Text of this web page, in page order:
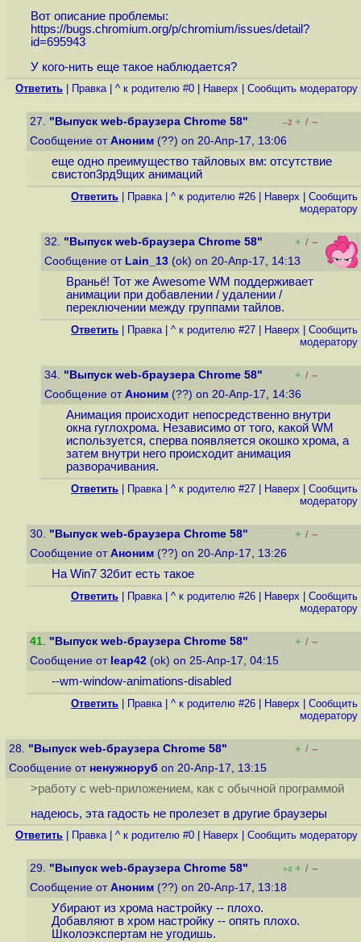
Вот описание проблемы:
https://bugs.chromium.org/p/chromium/issues/detail?
id=695943
У кого-нить еще такое наблюдается?
Ответить Правка| ^ к родителю #0 Наверх Cообщить модератору
27. "Выпуск web-браузера Chrome 58" –2 + / –
Сообщение от Аноним (??) on 20-Апр-17, 13:06
еще одно преимущество тайловых вм: отсутствие
свистоп3рд9щих анимаций
Ответить Правка| ^ к родителю #26 Наверх
Cообщить
модератору
32. "Выпуск web-браузера Chrome 58" + / –
Сообщение от Lain_13 (ok) on 20-Апр-17, 14:13
Враньё! Тот же Awesome WM поддерживает
анимации при добавлении / удалении /
переключении между группами тайлов.
Ответить Правка| ^ к родителю #27 Наверх
Cообщить
модератору
34. "Выпуск web-браузера Chrome 58" + / –
Сообщение от Аноним (??) on 20-Апр-17, 14:36
Анимация происходит непосредственно внутри
окна гуглохрома. Независимо от того, какой WM
используется, сперва появляется окошко хрома, а
затем внутри него происходит анимация
разворачивания.
Ответить Правка| ^ к родителю #27 Наверх
Cообщить
модератору
30. "Выпуск web-браузера Chrome 58" + / –
Сообщение от Аноним (??) on 20-Апр-17, 13:26
На Win7 32бит есть такое
Ответить Правка| ^ к родителю #26 Наверх
Cообщить
модератору
41. "Выпуск web-браузера Chrome 58" + / –
Сообщение от leap42 (ok) on 25-Апр-17, 04:15
--wm-window-animations-disabled
Ответить Правка| ^ к родителю #26 Наверх
Cообщить
модератору
28. "Выпуск web-браузера Chrome 58" + / –
Сообщение от ненужноруб on 20-Апр-17, 13:15
>работу с web-приложением, как с обычной программой
надеюсь, эта гадость не пролезет в другие браузеры
Ответить Правка| ^ к родителю #0 Наверх Cообщить модератору
29. "Выпуск web-браузера Chrome 58" +4 + / –
Сообщение от Аноним (??) on 20-Апр-17, 13:18
Убирают из хрома настройку -- плохо.
Добавляют в хром настройку -- опять плохо.
Школоэкспертам не угодишь.